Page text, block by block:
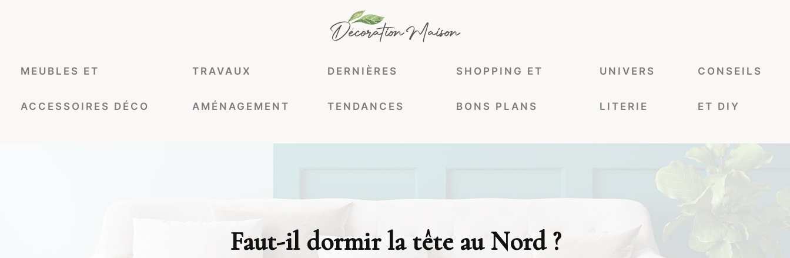
MEUBLES ET
ACCESSOIRES DÉCO
TRAVAUX
AMÉNAGEMENT
DERNIÈRES
TENDANCES
SHOPPING ET
BONS PLANS
UNIVERS
LITERIE
CONSEILS
ET DIY
Faut-il dormir la tête au Nord ?